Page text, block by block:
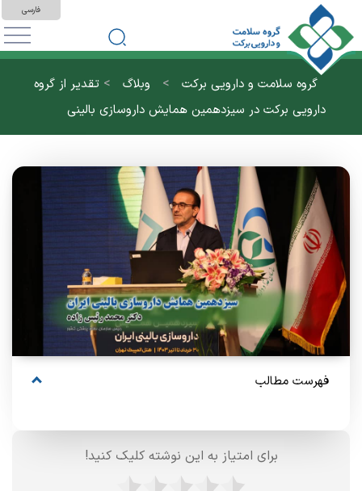
فارسی
گروه سلامت و دارویی برکت > وبلاگ > تقدیر از گروه
دارویی برکت در سیزدهمین همایش داروسازی بالینی
فهرست مطالب
برای امتیاز به این نوشته کلیک کنید!